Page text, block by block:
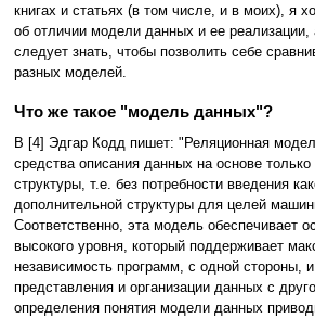
книгах и статьях (в том числе, и в моих), я
об отличии модели данных и ее реализации,
следует знать, чтобы позволить себе
разных моделей.
Что же такое "модель данных"?
В [4] Эдгар Кодд пишет: "Реляционная
средства описания данных на основе только
структуры, т.е. без потребности введения
дополнительной структуры для целей
Соответственно, эта модель обеспечивает
высокого уровня, который поддерживает
независимость программ, с одной стороны,
представления и организации данных с
определения понятия модели данных